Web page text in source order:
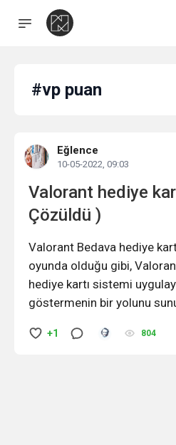
#vp puan
Eğlence
10-05-2022, 09:03
Valorant hediye
Çözüldü )
Valorant Bedava hediye kart
oyunda olduğu gibi,
hediye kartı sistemi
göstermenin bir yolunu
yerine rastgele bir hediye
+1 804